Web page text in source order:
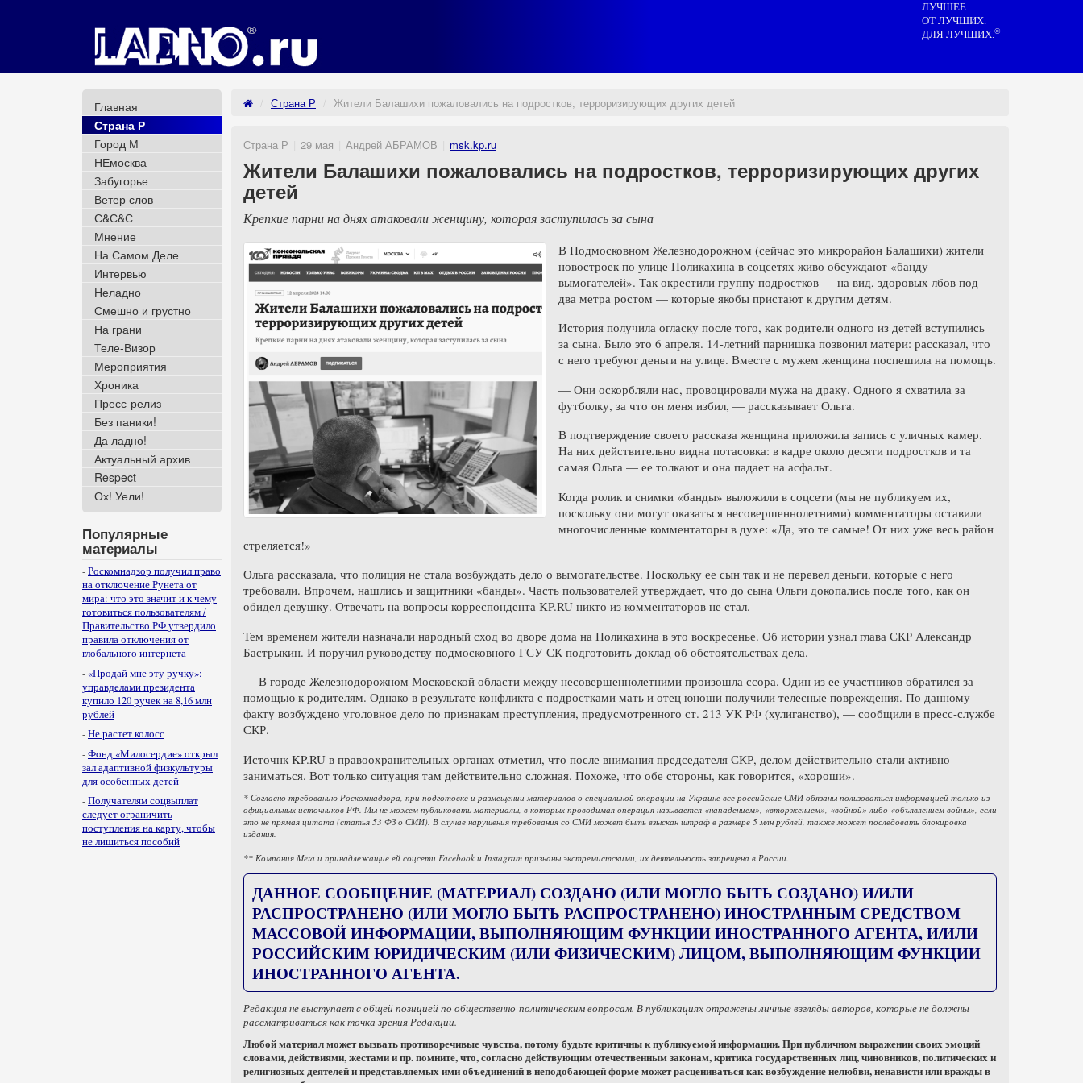
ЛУЧШЕЕ.
ОТ ЛУЧШИХ.
ДЛЯ ЛУЧШИХ.©
Главная
Страна Р
Город М
НЕмосква
Забугорье
Ветер слов
С&С&С
Мнение
На Самом Деле
Интервью
Неладно
Смешно и грустно
На грани
Теле-Визор
Мероприятия
Хроника
Пресс-релиз
Без паники!
Да ладно!
Актуальный архив
Respect
Ох! Уели!
Популярные
материалы
-Роскомнадзор получил право
на отключение Рунета от
мира: что это значит и к чему
готовиться пользователям /
Правительство РФ утвердило
правила отключения от
глобального интернета
- «Продай мне эту ручку»:
управделами президента
купило 120 ручек на 8,16 млн
рублей
-Не растет колосс
-Фонд «Милосердие» открыл
зал адаптивной физкультуры
для особенных детей
-Получателям соцвыплат
следует ограничить
поступления на карту, чтобы
не лишиться пособий
Страна Р Жители Балашихи пожаловались на подростков, терроризирующих других детей
Страна Р 29 мая Андрей АБРАМОВ msk.kp.ru
Жители Балашихи пожаловались на подростков, терроризирующих других
детей
Крепкие парни на днях атаковали женщину, которая заступилась за сына
В Подмосковном Железнодорожном (сейчас это микрорайон Балашихи) жители
новостроек по улице Поликахина в соцсетях живо обсуждают «банду
вымогателей». Так окрестили группу подростков — на вид, здоровых лбов под
два метра ростом — которые якобы пристают к другим детям.
История получила огласку после того, как родители одного из детей вступились
за сына. Было это 6 апреля. 14-летний парнишка позвонил матери: рассказал, что
с него требуют деньги на улице. Вместе с мужем женщина поспешила на помощь.
— Они оскорбляли нас, провоцировали мужа на драку. Одного я схватила за
футболку, за что он меня избил, — рассказывает Ольга.
В подтверждение своего рассказа женщина приложила запись с уличных камер.
На них действительно видна потасовка: в кадре около десяти подростков и та
самая Ольга — ее толкают и она падает на асфальт.
Когда ролик и снимки «банды» выложили в соцсети (мы не публикуем их,
поскольку они могут оказаться несовершеннолетними) комментаторы оставили
многочисленные комментаторы в духе: «Да, это те самые! От них уже весь район
стреляется!»
Ольга рассказала, что полиция не стала возбуждать дело о вымогательстве. Поскольку ее сын так и не перевел деньги, которые с него
требовали. Впрочем, нашлись и защитники «банды». Часть пользователей утверждает, что до сына Ольги докопались после того, как он
обидел девушку. Отвечать на вопросы корреспондента KP.RU никто из комментаторов не стал.
Тем временем жители назначали народный сход во дворе дома на Поликахина в это воскресенье. Об истории узнал глава СКР Александр
Бастрыкин. И поручил руководству подмосковного ГСУ СК подготовить доклад об обстоятельствах дела.
— В городе Железнодорожном Московской области между несовершеннолетними произошла ссора. Один из ее участников обратился за
помощью к родителям. Однако в результате конфликта с подростками мать и отец юноши получили телесные повреждения. По данному
факту возбуждено уголовное дело по признакам преступления, предусмотренного ст. 213 УК РФ (хулиганство), — сообщили в пресс-службе
СКР.
Источнк KP.RU в правоохранительных органах отметил, что после внимания председателя СКР, делом действительно стали активно
заниматься. Вот только ситуация там действительно сложная. Похоже, что обе стороны, как говорится, «хороши».
* Согласно требованию Роскомнадзора, при подготовке и размещении материалов о специальной операции на Украине все российские СМИ обязаны пользоваться информацией только из
официальных источников РФ. Мы не можем публиковать материалы, в которых проводимая операция называется «нападением», «вторжением», «войной» либо «объявлением войны», если
это не прямая цитата (статья 53 ФЗ о СМИ). В случае нарушения требования со СМИ может быть взыскан штраф в размере 5 млн рублей, также может последовать блокировка
издания.
** Компания Meta и принадлежащие ей соцсети Facebook и Instagram признаны экстремистскими, их деятельность запрещена в России.
ДАННОЕ СООБЩЕНИЕ (МАТЕРИАЛ) СОЗДАНО (ИЛИ МОГЛО БЫТЬ СОЗДАНО) И/ИЛИ
РАСПРОСТРАНЕНО (ИЛИ МОГЛО БЫТЬ РАСПРОСТРАНЕНО) ИНОСТРАННЫМ СРЕДСТВОМ
МАССОВОЙ ИНФОРМАЦИИ, ВЫПОЛНЯЮЩИМ ФУНКЦИИ ИНОСТРАННОГО АГЕНТА, И/ИЛИ
РОССИЙСКИМ ЮРИДИЧЕСКИМ (ИЛИ ФИЗИЧЕСКИМ) ЛИЦОМ, ВЫПОЛНЯЮЩИМ ФУНКЦИИ
ИНОСТРАННОГО АГЕНТА.
Редакция не выступает с общей позицией по общественно-политическим вопросам. В публикациях отражены личные взгляды авторов, которые не должны
рассматриваться как точка зрения Редакции.
Любой материал может вызвать противоречивые чувства, потому будьте критичны к публикуемой информации. При публичном выражении своих эмоций
словами, действиями, жестами и пр. помните, что, согласно действующим отечественным законам, критика государственных лиц, чиновников, политических и
религиозных деятелей и представляемых ими объединений в неподобающей форме может расцениваться как возбуждение нелюбви, ненависти или вражды в